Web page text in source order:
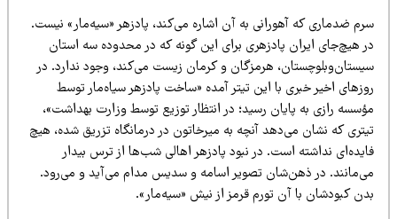
ضدماری که آهورانی به آن اشاره می‌کند، پادزهر «سیه‌مار» نیست.
هیچ‌جای ایران پادزهری برای این گونه که در محدوده سه استان
هرمزگان و کرمان زیست می‌کند‌، وجود ندارد. در
اخیر خبری با این تیتر آمده «ساخت پادزهر سیاه‌مار توسط
رازی به پایان رسید؛ در انتظار توزیع توسط وزارت بهداشت»،
که نشان می‌دهد آنچه به میرخاتون در درمانگاه تزریق شده، هیچ
نداشته است. در نبود پادزهر اهالی شب‌ها از ترس بیدار
در ذهن‌شان تصویر اسامه و سدیس مدام می‌آید و می‌رود.
کبودشان با آن تورم قرمز از نیش «سیه‌مار».